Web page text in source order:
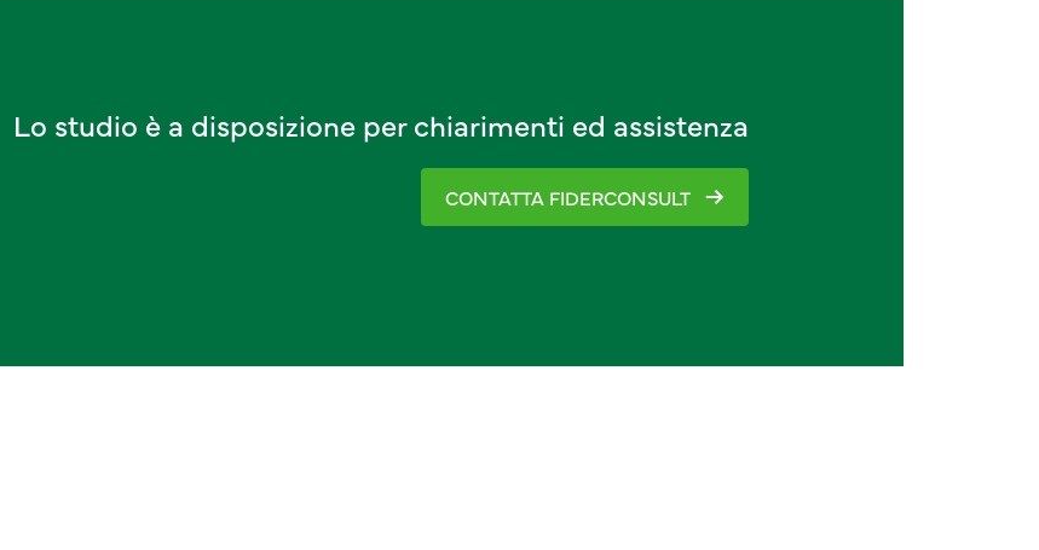
Lo studio è a disposizione per chiarimenti ed assistenza
CONTATTA FIDERCONSULT